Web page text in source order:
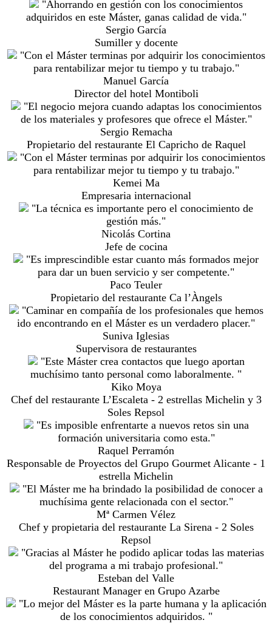
"Ahorrando en gestión con los conocimientos
adquiridos en este Máster, ganas calidad de vida."
Sergio García
Sumiller y docente
"Con el Máster terminas por adquirir los conocimientos
para rentabilizar mejor tu tiempo y tu trabajo."
Manuel García
Director del hotel Montiboli
"El negocio mejora cuando adaptas los conocimientos
de los materiales y profesores que ofrece el Máster."
Sergio Remacha
Propietario del restaurante El Capricho de Raquel
"Con el Máster terminas por adquirir los conocimientos
para rentabilizar mejor tu tiempo y tu trabajo."
Kemei Ma
Empresaria internacional
"La técnica es importante pero el conocimiento de
gestión más."
Nicolás Cortina
Jefe de cocina
"Es imprescindible estar cuanto más formados mejor
para dar un buen servicio y ser competente."
Paco Teuler
Propietario del restaurante Ca l’Àngels
"Caminar en compañía de los profesionales que hemos
ido encontrando en el Máster es un verdadero placer."
Suniva Iglesias
Supervisora de restaurantes
"Este Máster crea contactos que luego aportan
muchísimo tanto personal como laboralmente. "
Kiko Moya
Chef del restaurante L’Escaleta - 2 estrellas Michelin y 3
Soles Repsol
"Es imposible enfrentarte a nuevos retos sin una
formación universitaria como esta."
Raquel Perramón
Responsable de Proyectos del Grupo Gourmet Alicante - 1
estrella Michelin
"El Máster me ha brindado la posibilidad de conocer a
muchísima gente relacionada con el sector."
Mª Carmen Vélez
Chef y propietaria del restaurante La Sirena - 2 Soles
Repsol
"Gracias al Máster he podido aplicar todas las materias
del programa a mi trabajo profesional."
Esteban del Valle
Restaurant Manager en Grupo Azarbe
"Lo mejor del Máster es la parte humana y la aplicación
de los conocimientos adquiridos. "